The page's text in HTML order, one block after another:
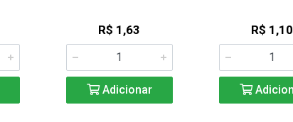
R$ 1,63
Adicionar
R$ 1,10